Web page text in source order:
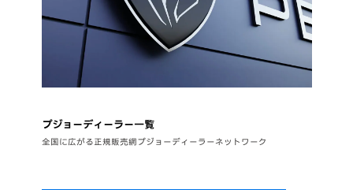
プジョーディーラー一覧
全国に広がる正規販売網プジョーディーラーネットワーク